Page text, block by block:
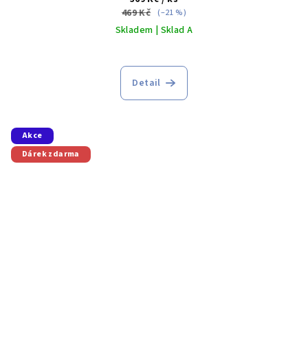
469 Kč (–21 %)
Skladem | Sklad A
Detail
Akce
Dárek zdarma